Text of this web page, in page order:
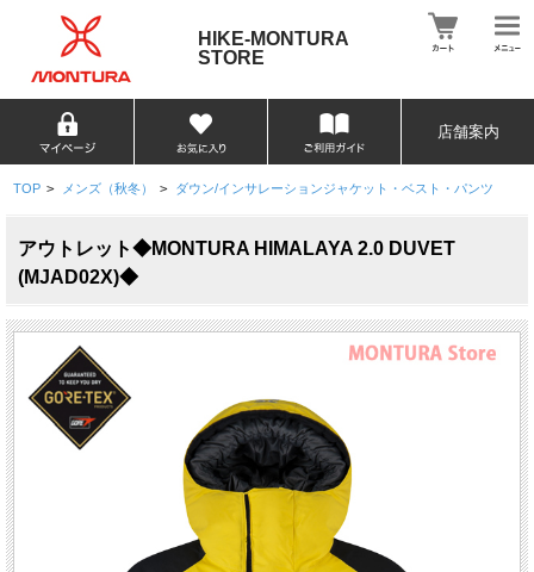
HIKE-MONTURA
STORE
店舗案内
TOP > メンズ（秋冬） > ダウン/インサレーションジャケット・ベスト・パンツ
アウトレット◆MONTURA HIMALAYA 2.0 DUVET
(MJAD02X)◆